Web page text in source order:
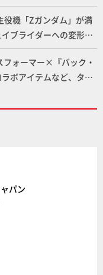
ュー！
役機「Zガンダム」が満
ブライダーへの変形、
再現【機動戦士Zガン
フォーマー×『バック・
ボアイテムなど、タカ
パン